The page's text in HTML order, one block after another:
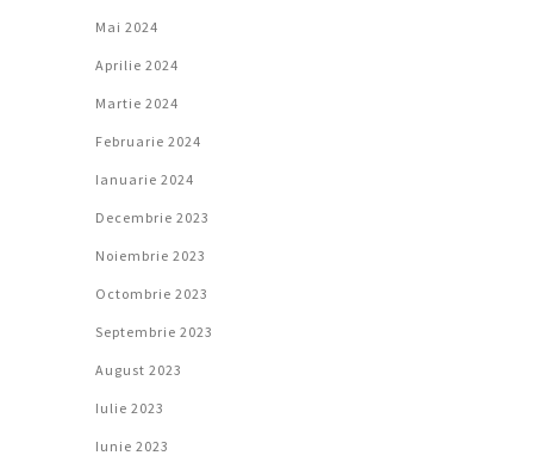
Mai 2024
Aprilie 2024
Martie 2024
Februarie 2024
Ianuarie 2024
Decembrie 2023
Noiembrie 2023
Octombrie 2023
Septembrie 2023
August 2023
Iulie 2023
Iunie 2023